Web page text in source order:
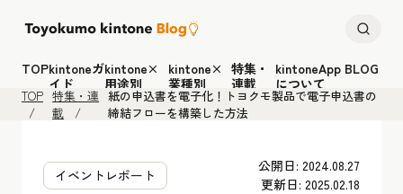
TOPkintoneガ
イド
kintone×
用途別
kintone×
業種別
特集・
連載
kintoneApp BLOG
について
TOP 特集・連
載
紙の申込書を電子化！トヨクモ製品で電子申込書の
締結フローを構築した方法
イベントレポート
公開日: 2024.08.27
更新日: 2025.02.18